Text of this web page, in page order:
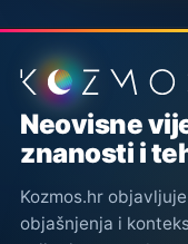
Podnožje
Neovisne
znanosti i
Kozmos.hr
objašnjenja i